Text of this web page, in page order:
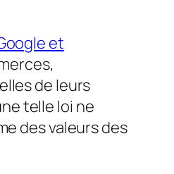
et
de leurs
telle loi ne
des valeurs des